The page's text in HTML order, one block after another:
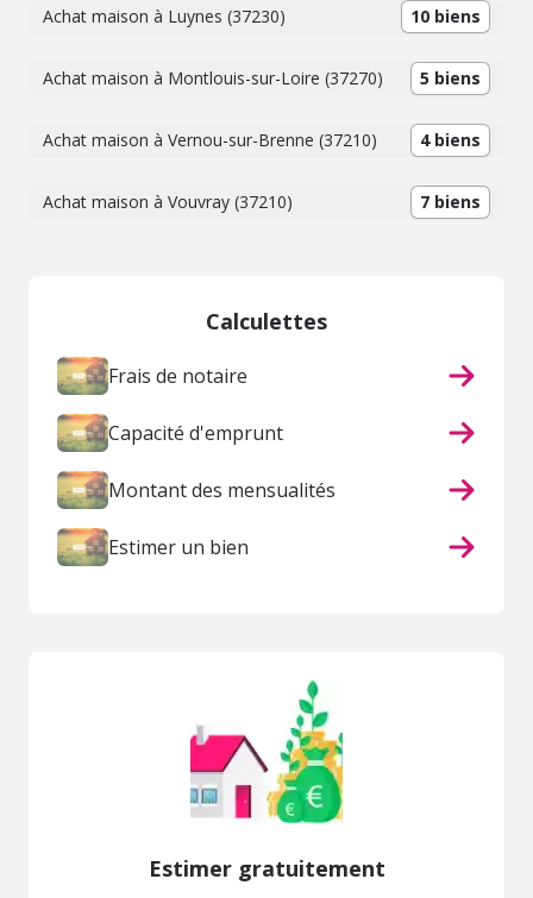
Achat maison à Luynes (37230) 10 biens
Achat maison à Montlouis-sur-Loire (37270) 5 biens
Achat maison à Vernou-sur-Brenne (37210) 4 biens
Achat maison à Vouvray (37210) 7 biens
Calculettes
Frais de notaire
Capacité d'emprunt
Montant des mensualités
Estimer un bien
Estimer gratuitement